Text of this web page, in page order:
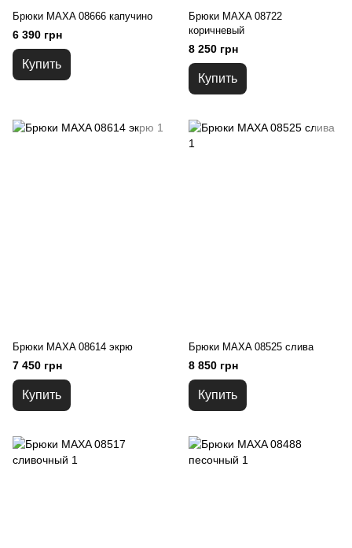
Брюки MAXA 08666 капучино
6 390 грн
Купить
Брюки MAXA 08722
коричневый
8 250 грн
Купить
Брюки MAXA 08614 экрю
7 450 грн
Купить
Брюки MAXA 08525 слива
8 850 грн
Купить